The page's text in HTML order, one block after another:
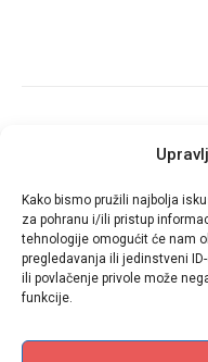
Kako bismo pružili najbolja
za pohranu i/ili pristup
tehnologije omogućit će nam
pregledavanja ili jedinstveni
ili povlačenje privole može
funkcije.
navigation